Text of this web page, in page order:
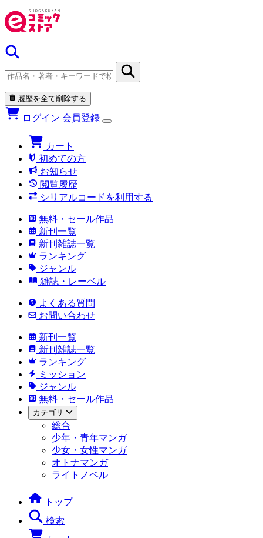
履歴を全て削除する
ログイン 会員登録
カート
初めての方
お知らせ
閲覧履歴
シリアルコードを利用する
無料・セール作品
新刊一覧
新刊雑誌一覧
ランキング
ジャンル
雑誌・レーベル
よくある質問
お問い合わせ
新刊一覧
新刊雑誌一覧
ランキング
ミッション
ジャンル
無料・セール作品
カテゴリ
総合
少年・青年マンガ
少女・女性マンガ
オトナマンガ
ライトノベル
トップ
検索